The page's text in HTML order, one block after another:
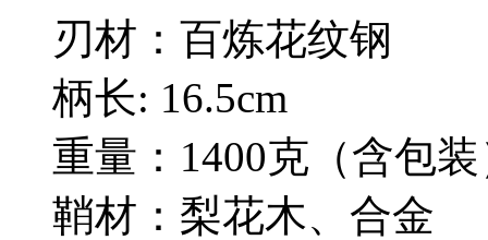
刃材：百炼花纹钢
柄长: 16.5cm
重量：1400克（含包
鞘材：梨花木、合金